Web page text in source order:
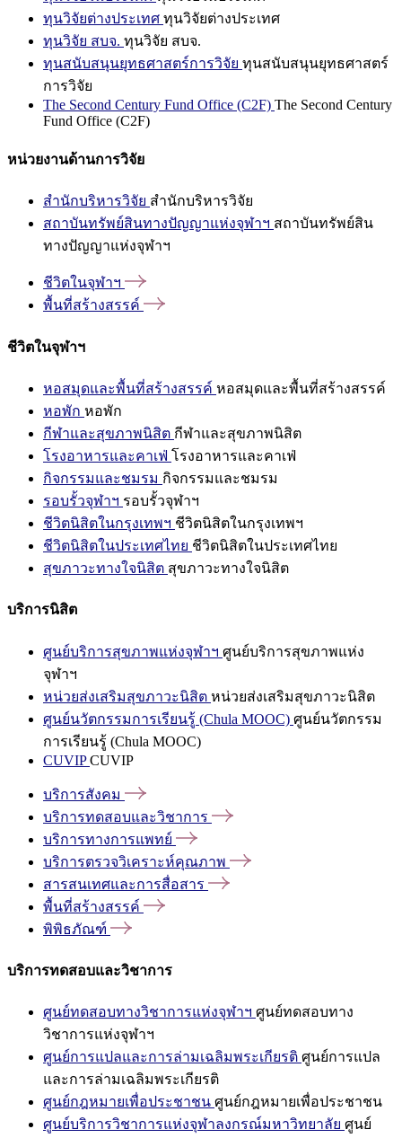
ทุนวิจัยต่างประเทศ ทุนวิจัยต่างประเทศ
ทุนวิจัย สบจ. ทุนวิจัย สบจ.
ทุนสนับสนุนยุทธศาสตร์การวิจัย ทุนสนับสนุนยุทธศาสตร์
การวิจัย
The Second Century Fund Office (C2F) The Second Century
Fund Office (C2F)
หน่วยงานด้านการวิจัย
สำนักบริหารวิจัย สำนักบริหารวิจัย
สถาบันทรัพย์สินทางปัญญาแห่งจุฬาฯ สถาบันทรัพย์สิน
ทางปัญญาแห่งจุฬาฯ
ชีวิตในจุฬาฯ
พื้นที่สร้างสรรค์
ชีวิตในจุฬาฯ
หอสมุดและพื้นที่สร้างสรรค์ หอสมุดและพื้นที่สร้างสรรค์
หอพัก หอพัก
กีฬาและสุขภาพนิสิต กีฬาและสุขภาพนิสิต
โรงอาหารและคาเฟ่ โรงอาหารและคาเฟ่
กิจกรรมและชมรม กิจกรรมและชมรม
รอบรั้วจุฬาฯ รอบรั้วจุฬาฯ
ชีวิตนิสิตในกรุงเทพฯ ชีวิตนิสิตในกรุงเทพฯ
ชีวิตนิสิตในประเทศไทย ชีวิตนิสิตในประเทศไทย
สุขภาวะทางใจนิสิต สุขภาวะทางใจนิสิต
บริการนิสิต
ศูนย์บริการสุขภาพแห่งจุฬาฯ ศูนย์บริการสุขภาพแห่ง
จุฬาฯ
หน่วยส่งเสริมสุขภาวะนิสิต หน่วยส่งเสริมสุขภาวะนิสิต
ศูนย์นวัตกรรมการเรียนรู้ (Chula MOOC) ศูนย์นวัตกรรม
การเรียนรู้ (Chula MOOC)
CUVIPCUVIP
บริการสังคม
บริการทดสอบและวิชาการ
บริการทางการแพทย์
บริการตรวจวิเคราะห์คุณภาพ
สารสนเทศและการสื่อสาร
พื้นที่สร้างสรรค์
พิพิธภัณฑ์
บริการทดสอบและวิชาการ
ศูนย์ทดสอบทางวิชาการแห่งจุฬาฯ ศูนย์ทดสอบทาง
วิชาการแห่งจุฬาฯ
ศูนย์การแปลและการล่ามเฉลิมพระเกียรติ ศูนย์การแปล
และการล่ามเฉลิมพระเกียรติ
ศูนย์กฎหมายเพื่อประชาชน ศูนย์กฎหมายเพื่อประชาชน
ศูนย์บริการวิชาการแห่งจุฬาลงกรณ์มหาวิทยาลัย ศูนย์